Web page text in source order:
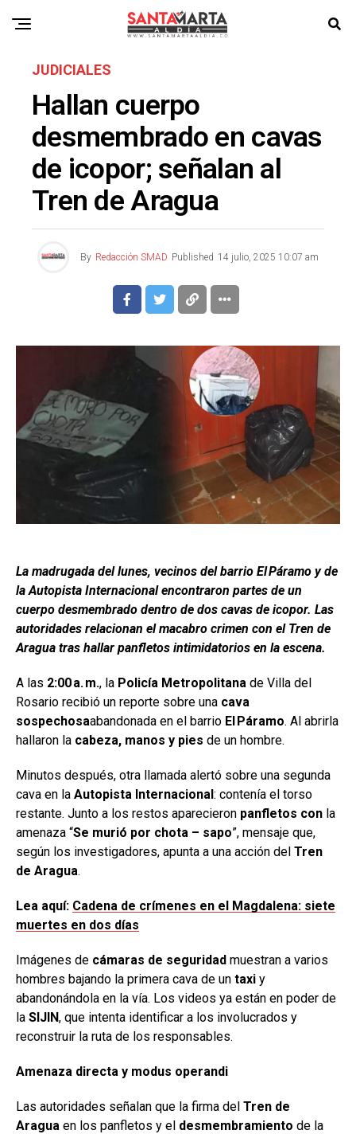
JUDICIALES
Hallan cuerpo
desmembrado en cavas
de icopor; señalan al
Tren de Aragua
By Redacción SMAD Published 14 julio, 2025 10:07 am
La madrugada del lunes, vecinos del barrio El Páramo y de
la Autopista Internacional encontraron partes de un
cuerpo desmembrado dentro de dos cavas de icopor. Las
autoridades relacionan el macabro crimen con el Tren de
Aragua tras hallar panfletos intimidatorios en la escena.
A las 2:00 a. m., la Policía Metropolitana de Villa del
Rosario recibió un reporte sobre una cava
sospechosaabandonada en el barrio El Páramo. Al abrirla
hallaron la cabeza, manos y pies de un hombre.
Minutos después, otra llamada alertó sobre una segunda
cava en la Autopista Internacional: contenía el torso
restante. Junto a los restos aparecieron panfletos con la
amenaza “Se murió por chota – sapo”, mensaje que,
según los investigadores, apunta a una acción del Tren
de Aragua.
Lea aquí: Cadena de crímenes en el Magdalena: siete
muertes en dos días
Imágenes de cámaras de seguridad muestran a varios
hombres bajando la primera cava de un taxi y
abandonándola en la vía. Los videos ya están en poder de
la SIJIN, que intenta identificar a los involucrados y
reconstruir la ruta de los responsables.
Amenaza directa y modus operandi
Las autoridades señalan que la firma del Tren de
Aragua en los panfletos y el desmembramiento de la